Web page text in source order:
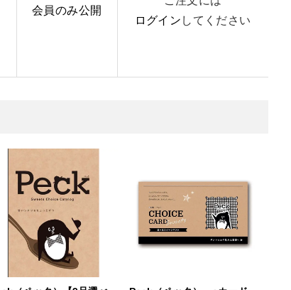
会員のみ公開
ログイン してください